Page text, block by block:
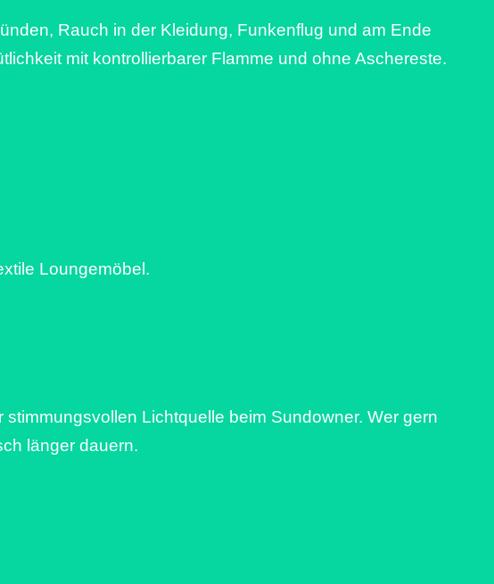
Rauch in der Kleidung, Funkenflug und am Ende
mit kontrollierbarer Flamme und ohne Aschereste.
Loungemöbel.
Lichtquelle beim Sundowner. Wer gern
länger dauern.